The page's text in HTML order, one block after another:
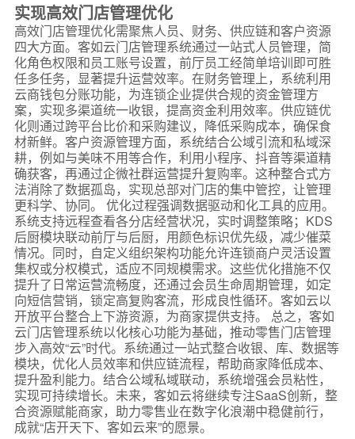
实现高效门店管理优化
高效门店管理优化需聚焦人员、财务、供应链和客户资源
四大方面。客如云门店管理系统通过一站式人员管理，简
化角色权限和员工账号设置，前厅员工经简单培训即可胜
任多任务，显著提升运营效率。在财务管理上，系统利用
云商钱包分账功能，为连锁企业提供合规的资金管理方
案，实现多渠道统一收银，提高资金利用效率。供应链优
化则通过跨平台比价和采购建议，降低采购成本，确保食
材新鲜。客户资源管理方面，系统结合公域引流和私域深
耕，例如与美味不用等合作，利用小程序、抖音等渠道精
确获客，再通过企微社群运营提升复购率。这种整合式方
法消除了数据孤岛，实现总部对门店的集中管控，让管理
更科学、协同。 优化过程强调数据驱动和化工具的应用。
系统支持远程查看各分店经营状况，实时调整策略；KDS
后厨模块联动前厅与后厨，用颜色标识优先级，减少催菜
情况。同时，自定义组织架构功能允许连锁商户灵活设置
集权或分权模式，适应不同规模需求。这些优化措施不仅
提升了日常运营流畅度，还通过会员生命周期管理，如定
向短信营销，锁定高复购客流，形成良性循环。客如云以
开放平台整合上下游资源，为商家提供支持。 总之，客如
云门店管理系统以化核心功能为基础，推动零售门店管理
步入高效“云”时代。系统通过一站式整合收银、库、数据等
模块，优化人员效率和供应链流程，帮助商家降低成本、
提升盈利能力。结合公域私域联动，系统增强会员粘性，
实现可持续增长。未来，客如云将继续专注SaaS创新，整
合资源赋能商家，助力零售业在数字化浪潮中稳健前行，
成就“店开天下、客如云来”的愿景。